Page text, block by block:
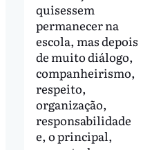
quisessem
permanecer na
escola, mas depois
de muito diálogo,
companheirismo,
respeito,
organização,
responsabilidade
e, o principal,